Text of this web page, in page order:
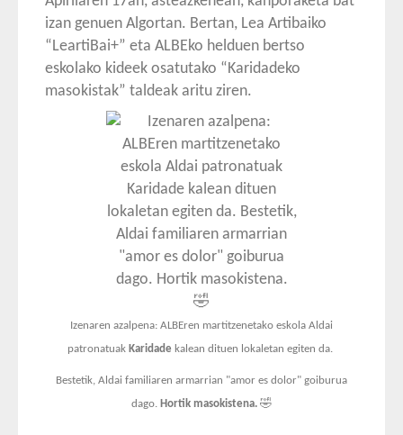
izan genuen Algortan. Bertan, Lea Artibaiko
“LeartiBai+” eta ALBEko helduen bertso
eskolako kideek osatutako “Karidadeko
masokistak” taldeak aritu ziren.
Izenaren azalpena: ALBEren martitzenetako eskola Aldai
patronatuak Karidade kalean dituen lokaletan egiten da.
Bestetik, Aldai familiaren armarrian "amor es dolor" goiburua
dago. Hortik masokistena. 🤣